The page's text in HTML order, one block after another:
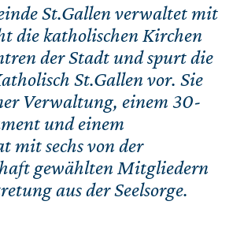
St.Gallen verwaltet mit
die katholischen Kirchen
der Stadt und spurt die
St.Gallen vor. Sie
Verwaltung, einem 30-
und einem
mit sechs von der
gewählten Mitgliedern
aus der Seelsorge.